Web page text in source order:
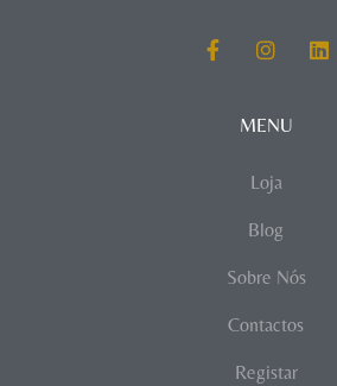
MENU
Loja
Blog
Sobre Nós
Contactos
Registar